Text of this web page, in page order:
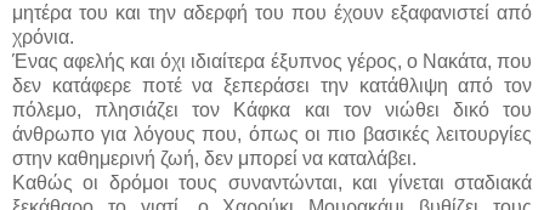
μητέρα του και την αδερφή του που έχουν εξαφανιστεί από
χρόνια.
Ένας αφελής και όχι ιδιαίτερα έξυπνος γέρος, ο Νακάτα, που
δεν κατάφερε ποτέ να ξεπεράσει την κατάθλιψη από τον
πόλεμο, πλησιάζει τον Κάφκα και τον νιώθει δικό του
άνθρωπο για λόγους που, όπως οι πιο βασικές λειτουργίες
στην καθημερινή ζωή, δεν μπορεί να καταλάβει.
Καθώς οι δρόμοι τους συναντώνται, και γίνεται σταδιακά